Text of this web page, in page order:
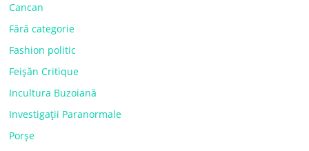
Cancan
Fără categorie
Fashion politic
Feișăn Critique
Incultura Buzoiană
Investigații Paranormale
Porșe